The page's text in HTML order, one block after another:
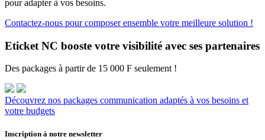
pour adapter à vos besoins.
Contactez-nous pour composer ensemble votre meilleure solution !
Eticket NC booste votre visibilité avec ses partenaires
Des packages à partir de 15 000 F seulement !
Découvrez nos packages communication adaptés à vos besoins et
votre budgets
Inscription à notre newsletter